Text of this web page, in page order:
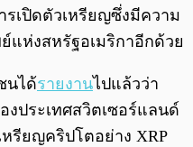
รเปิดตัวเหรียญซึ่งมีความ
แห่งสหรัฐอเมริกาอีกด้วย
นได้รายงานไปแล้วว่า
ประเทศสวิตเซอร์แลนด์
รียญคริปโตอย่าง XRP